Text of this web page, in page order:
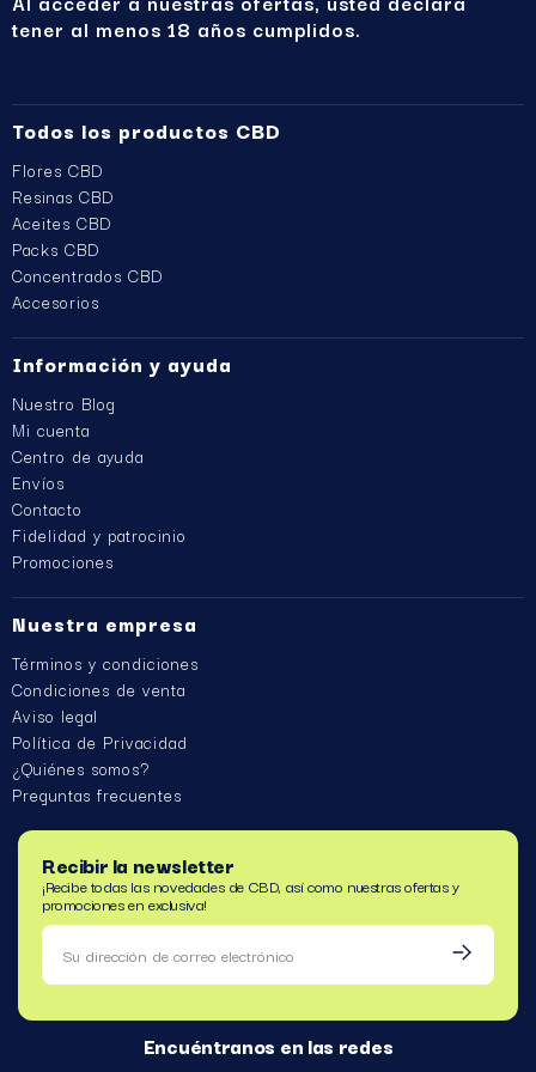
tener al menos 18 años cumplidos.
Todos los productos CBD
Flores CBD
Resinas CBD
Aceites CBD
Packs CBD
Concentrados CBD
Accesorios
Información y ayuda
Nuestro Blog
Mi cuenta
Centro de ayuda
Envíos
Contacto
Fidelidad y patrocinio
Promociones
Nuestra empresa
Términos y condiciones
Condiciones de venta
Aviso legal
Política de Privacidad
¿Quiénes somos?
Preguntas frecuentes
Recibir la newsletter
¡Recibe todas las novedades de CBD, así como nuestras ofertas y
promociones en exclusiva!
Encuéntranos en las redes